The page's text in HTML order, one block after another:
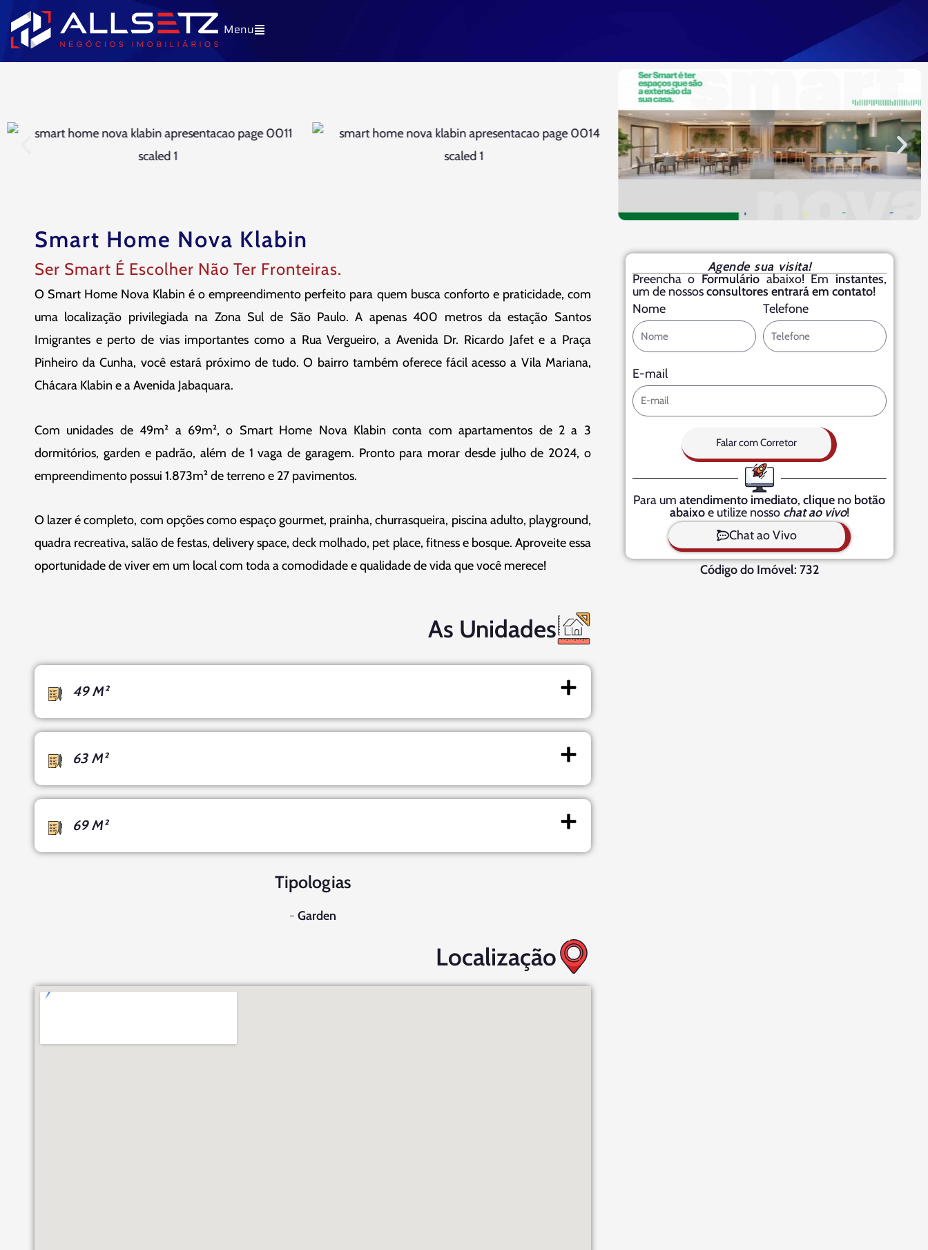
para
Menu
Smart Home Nova Klabin
Ser Smart É Escolher Não Ter Fronteiras.
O Smart Home Nova Klabin é o empreendimento perfeito para quem busca conforto e praticidade, com
uma localização privilegiada na Zona Sul de São Paulo. A apenas 400 metros da estação Santos
Imigrantes e perto de vias importantes como a Rua Vergueiro, a Avenida Dr. Ricardo Jafet e a Praça
Pinheiro da Cunha, você estará próximo de tudo. O bairro também oferece fácil acesso a Vila Mariana,
Chácara Klabin e a Avenida Jabaquara.
Com unidades de 49m² a 69m², o Smart Home Nova Klabin conta com apartamentos de 2 a 3
dormitórios, garden e padrão, além de 1 vaga de garagem. Pronto para morar desde julho de 2024, o
empreendimento possui 1.873m² de terreno e 27 pavimentos.
O lazer é completo, com opções como espaço gourmet, prainha, churrasqueira, piscina adulto, playground,
quadra recreativa, salão de festas, delivery space, deck molhado, pet place, fitness e bosque. Aproveite essa
oportunidade de viver em um local com toda a comodidade e qualidade de vida que você merece!
As Unidades
49 M²
63 M²
69 M²
Tipologias
- Garden
Localização
Agende sua visita!
Preencha o Formulário abaixo! Em instantes,
um de nossosconsultores entrará em contato!
Nome
Telefone
E-mail
Falar com Corretor
Para umatendimento imediato,clique no botão
abaixoe utilize nosso chat ao vivo!
Chat ao Vivo
Código do Imóvel: 732